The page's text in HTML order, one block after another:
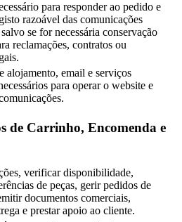
para responder ao pedido e
razoável das comunicações
se for necessária conservação
reclamações, contratos ou
alojamento, email e serviços
para operar o website e
de Carrinho, Encomenda e
verificar disponibilidade,
de peças, gerir pedidos de
documentos comerciais,
e prestar apoio ao cliente.